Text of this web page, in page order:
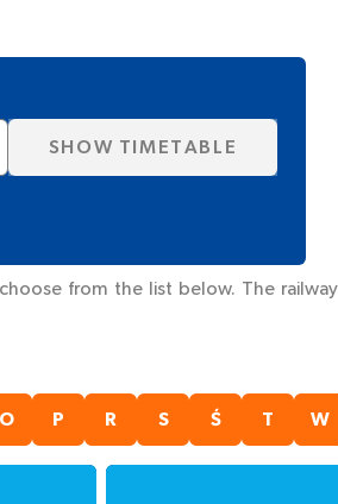
SHOW TIMETABLE
from the list below. The
O P R S Ś T W